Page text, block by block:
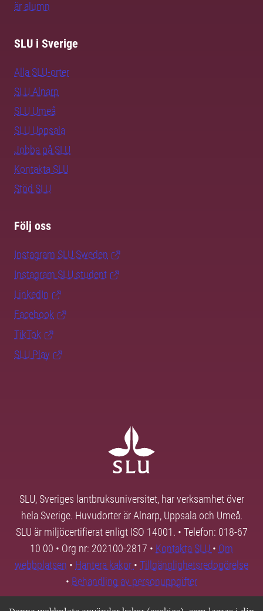
är alumn
SLU i Sverige
Alla SLU-orter
SLU Alnarp
SLU Umeå
SLU Uppsala
Jobba på SLU
Kontakta SLU
Stöd SLU
Följ oss
Instagram SLU.Sweden
Instagram SLU.student
LinkedIn
Facebook
TikTok
SLU Play
SLU, Sveriges lantbruksuniversitet, har verksamhet över
hela Sverige. Huvudorter är Alnarp, Uppsala och Umeå.
SLU är miljöcertifierat enligt ISO 14001. • Telefon: 018-67
10 00 • Org nr: 202100-2817 • Kontakta SLU • Om
webbplatsen • Hantera kakor • Tillgänglighetsredogörelse
• Behandling av personuppgifter